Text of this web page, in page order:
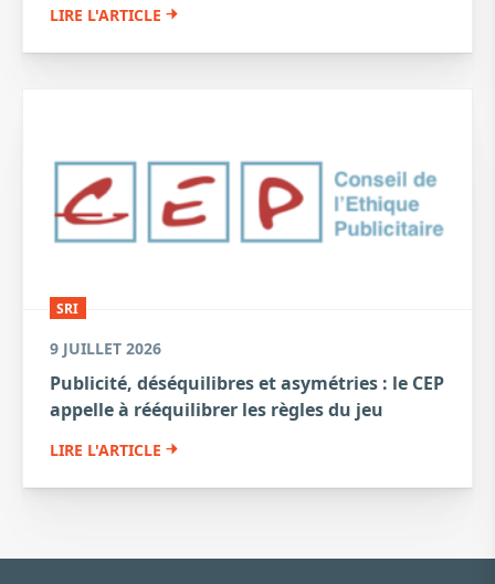
LIRE L'ARTICLE
SRI
9 JUILLET 2026
Publicité, déséquilibres et asymétries : le CEP
appelle à rééquilibrer les règles du jeu
LIRE L'ARTICLE